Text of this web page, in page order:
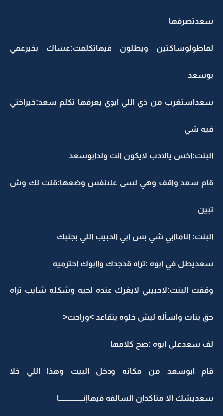
سعدتصرفها
لماطولوساكتين ويطلون فيهاتكلمت:عساك بخيرعمي
بوسعد
سعداستغرب من ذي اللي ابوي يعرفها تكلم سعد:خيراختي
فيه شي
البنت:اخس يالادب لايكون انت ولدابوسعد
قام سعد واقف وهي لسى علىنفس وضعها:قلت لك وش
تبين
البنت: اناماابي شي بس ابي الحبيب اللي بجنبك
سعديطل في ابوه :تراه قدجدك واابوك احترميه
وقفت البنت:لاحبيبي لايغرك عنده لحيه وشكله شايب تراه
حق بنات واسأله ليش خلوه يتقاعد >وراحت<
لف سعدعلى ابوه :صح كلامها
قام ابوسعد من مكانه ودخل البيت وهذا اللي خلا
سعديشك الا متأكدإن السالفه فيهاإنــــــــــــــــا